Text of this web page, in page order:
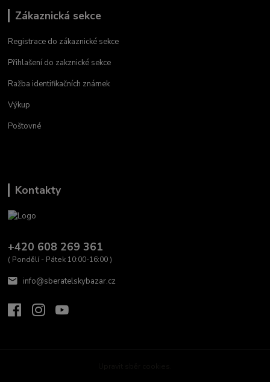
Zákaznická sekce
Registrace do zákaznické sekce
Přihlašení do zakznické sekce
Ražba identifikačních známek
Výkup
Poštovné
Kontakty
+420 608 269 361
( Pondělí - Pátek 10:00-16:00 )
info@sberatelskybazar.cz